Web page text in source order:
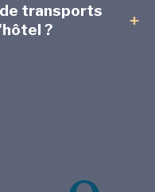
transports
?
+